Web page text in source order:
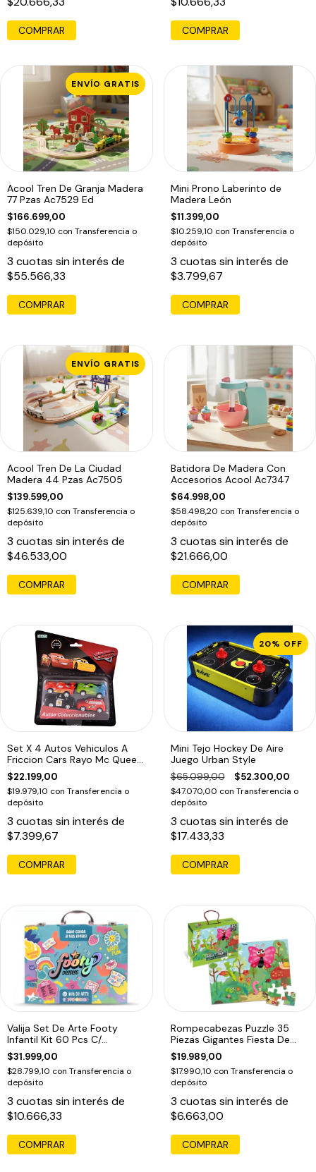
COMPRAR COMPRAR
ENVÍO GRATIS
Acool Tren De Granja Madera
77 Pzas Ac7529 Ed
$166.699,00
$150.029,10 con Transferencia o
depósito
3 cuotas sin interés de
$55.566,33
Mini Prono Laberinto de
Madera León
$11.399,00
$10.259,10 con Transferencia o
depósito
3 cuotas sin interés de
$3.799,67
COMPRAR
ENVÍO GRATIS
Acool Tren De La Ciudad
Madera 44 Pzas Ac7505
$139.599,00
$125.639,10 con Transferencia o
depósito
3 cuotas sin interés de
$46.533,00
Batidora De Madera Con
Accesorios Acool Ac7347
$64.998,00
$58.498,20 con Transferencia o
depósito
3 cuotas sin interés de
$21.666,00
COMPRAR
Set X 4 Autos Vehiculos A
Friccion Cars Rayo Mc Queen
Ed
$22.199,00
$19.979,10 con Transferencia o
depósito
3 cuotas sin interés de
$7.399,67
COMPRAR
20% OFF
Mini Tejo Hockey De Aire
Juego Urban Style
$65.099,00 $52.300,00
$47.070,00 con Transferencia o
depósito
3 cuotas sin interés de
$17.433,33
Valija Set De Arte Footy
Infantil Kit 60 Pcs C/
Accesiorios
$31.999,00
$28.799,10 con Transferencia o
depósito
3 cuotas sin interés de
$10.666,33
COMPRAR
Rompecabezas Puzzle 35
Piezas Gigantes Fiesta De
Bichitos
$19.989,00
$17.990,10 con Transferencia o
depósito
3 cuotas sin interés de
$6.663,00